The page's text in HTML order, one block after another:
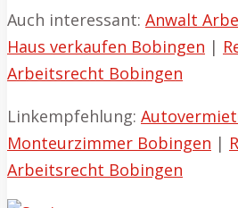
Auch interessant: Anwalt
Haus verkaufen Bobingen |
Arbeitsrecht Bobingen
Linkempfehlung:
Monteurzimmer Bobingen |
Arbeitsrecht Bobingen